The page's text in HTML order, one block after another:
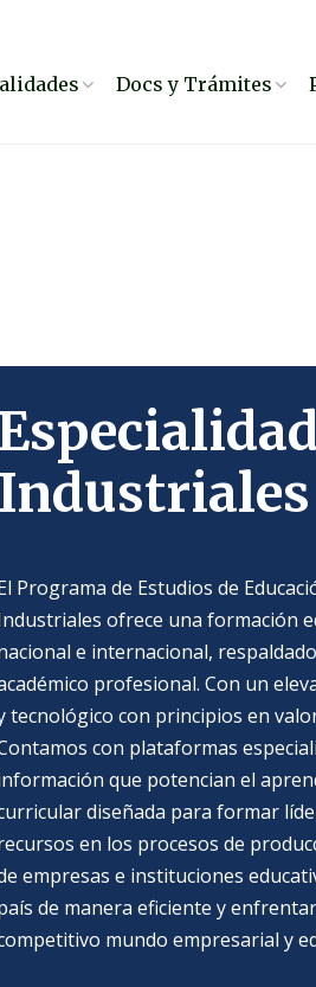
Docs y Trámites
Industriales
Programa de Estudios de
ofrece una formación
e internacional,
profesional. Con un
tecnológico con principios en
con plataformas
que potencian el
diseñada para formar
en los procesos de
empresas e instituciones
de manera eficiente y
mundo empresarial y